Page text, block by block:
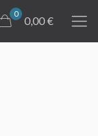
0
0,00 €